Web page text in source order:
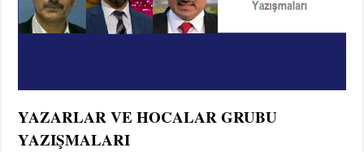
YAZARLAR VE HOCALAR GRUBU
YAZIŞMALARI